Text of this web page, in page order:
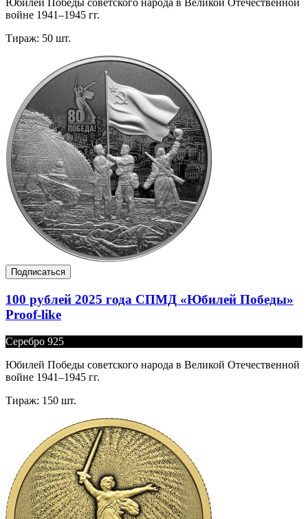
Юбилей Победы советского народа в Великой Отечественной
войне 1941–1945 гг.
Тираж: 50 шт.
Подписаться
100 рублей 2025 года СПМД «Юбилей Победы»
Proof-like
Серебро 925
Юбилей Победы советского народа в Великой Отечественной
войне 1941–1945 гг.
Тираж: 150 шт.